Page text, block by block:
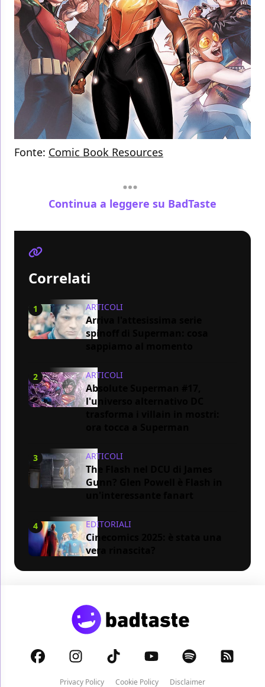
Fonte: Comic Book Resources
Continua a leggere su BadTaste
Correlati
1 ARTICOLI
Arriva l'attesissima serie
spinoff di Superman: cosa
2 ARTICOLI
Absolute Superman #17,
l'universo alternativo DC
3 ARTICOLI
The Flash nel DCU di James
Gunn? Glen Powell è Flash in
4 EDITORIALI
Cinecomics 2025: è stata una
vera rinascita?
Privacy Policy Cookie Policy Disclaimer